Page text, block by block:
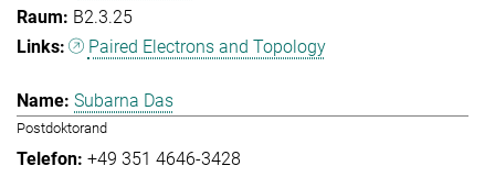
B2.3.25
Paired Electrons and Topology
Subarna Das
Postdoktorand
+49 351 4646-3428